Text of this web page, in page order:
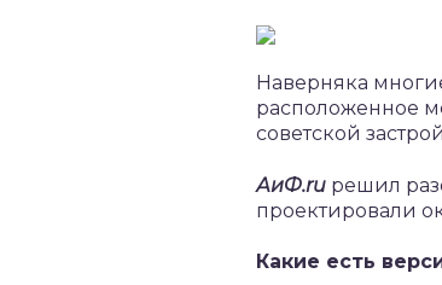
Наверняка
расположенное
советской
АиФ.ru решил
проектировали
Какие есть